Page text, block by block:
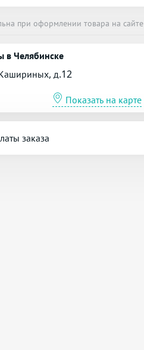
при оформлении товара на сайте
в Челябинске
д.12
Показать на карте
заказа